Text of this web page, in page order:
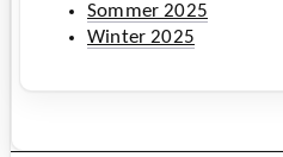
Sommer 2025
Winter 2025